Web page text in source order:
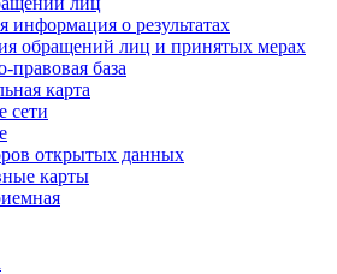
информация о результатах
обращений лиц и принятых мерах
база
карта
сети
открытых данных
карты